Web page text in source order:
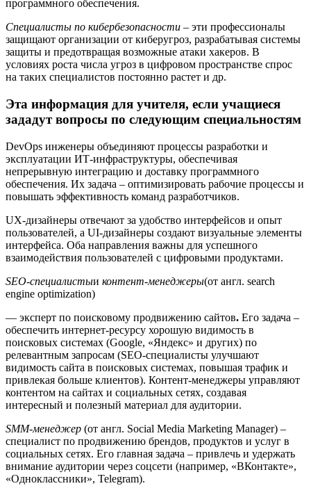
программного обеспечения.
Специалисты по кибербезопасности – эти профессионалы
защищают организации от киберугроз, разрабатывая системы
защиты и предотвращая возможные атаки хакеров. В
условиях роста числа угроз в цифровом пространстве спрос
на таких специалистов постоянно растет и др.
Эта информация для учителя, если учащиеся
зададут вопросы по следующим специальностям
DevOps инженеры объединяют процессы разработки и
эксплуатации ИТ-инфраструктуры, обеспечивая
непрерывную интеграцию и доставку программного
обеспечения. Их задача – оптимизировать рабочие процессы и
повышать эффективность команд разработчиков.
UX­-дизайнеры отвечают за удобство интерфейсов и опыт
пользователей, а UI-дизайнеры создают визуальные элементы
интерфейса. Оба направления важны для успешного
взаимодействия пользователей с цифровыми продуктами.
SEO-специалистыи контент-менеджеры(от англ. search
engine optimization)
— эксперт по поисковому продвижению сайтов. Его задача –
обеспечить интернет-ресурсу хорошую видимость в
поисковых системах (Google, «Яндекс» и других) по
релевантным запросам (SEO-специалисты улучшают
видимость сайта в поисковых системах, повышая трафик и
привлекая больше клиентов). Контент-менеджеры управляют
контентом на сайтах и социальных сетях, создавая
интересный и полезный материал для аудитории.
SMM-менеджер (от англ. Social Media Marketing Manager) –
специалист по продвижению брендов, продуктов и услуг в
социальных сетях. Его главная задача – привлечь и удержать
внимание аудитории через соцсети (например, «ВКонтакте»,
«Одноклассники», Telegram).